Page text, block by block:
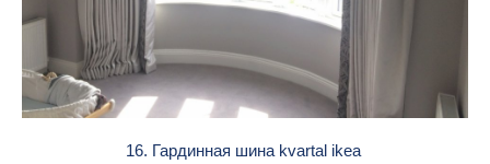
16. Гардинная шина kvartal ikea